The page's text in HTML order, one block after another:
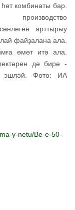
комбинаты бар.
арттырыу
файҙалана ала.
өмөт итә ала.
дә бирә -
эшләй. Фото: ИА
y-netu/Be-e-50-